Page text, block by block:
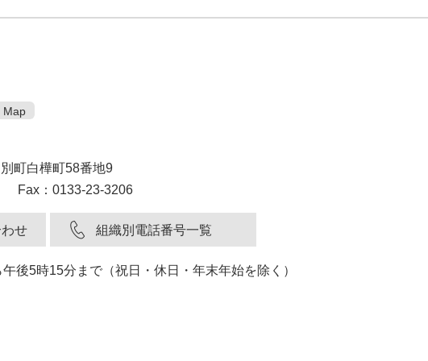
Map
町白樺町58番地9
Fax：0133-23-3206
せ 組織別電話番号一覧
後5時15分まで（祝日・休日・年末年始を除く）